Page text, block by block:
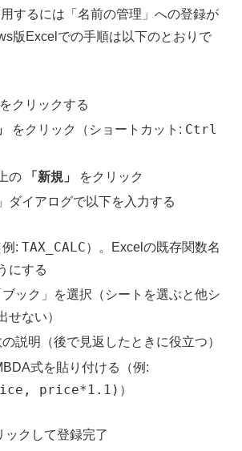
するには「名前の管理」への登録が
版Excelでの手順は以下のとおりで
クリックする
をクリック（ショートカット: Ctrl
の
「新規」
をクリック
ダイアログで以下を入力する
例:TAX_CALC）。Excelの既存関数名
にする
ブック」を選択（シートを選ぶと他シ
せない）
の説明（後で見返したときに役立つ）
式を貼り付ける（例:
price*1.1) ）
ックして登録完了